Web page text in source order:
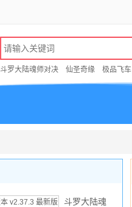
斗罗大陆魂师对决 仙圣奇缘 极品飞车
斗罗大陆魂